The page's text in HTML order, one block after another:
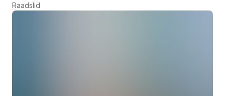
Raadslid